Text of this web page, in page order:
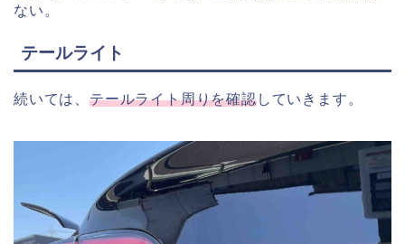
ない。
テールライト
続いては、 テールライト周りを確認していきます。